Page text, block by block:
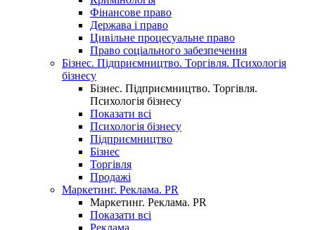
Фінансове право
Держава і право
Цивільне процесуальне право
Право соціального забезпечення
Бізнес. Підприємництво. Торгівля. Психологія
бізнесу
Бізнес. Підприємництво. Торгівля.
Психологія бізнесу
Показати всі
Психологія бізнесу
Підприємництво
Бізнес
Торгівля
Продажі
Маркетинг. Реклама. PR
Маркетинг. Реклама. PR
Показати всі
Реклама